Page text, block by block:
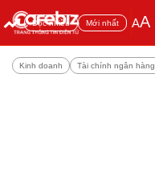
Đọc nhiều Mới nhất AA
Kinh doanh Tài chính ngân hàng